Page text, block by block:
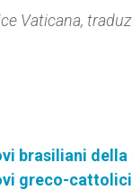
Vaticana,
brasiliani
greco-cattolici